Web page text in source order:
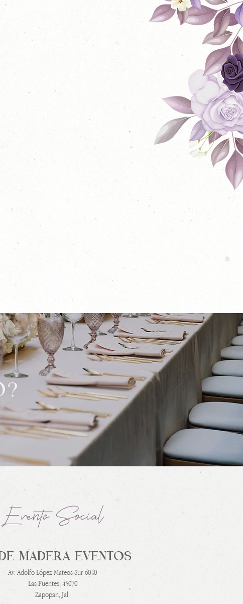
Evento Social
MADERA EVENTOS
Av. Adolfo López Mateos Sur 6040
Las Fuentes, 45070
Zapopan, Jal.